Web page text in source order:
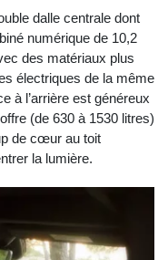
dalle centrale dont
numérique de 10,2
des matériaux plus
électriques de la même
à l’arrière est généreux
(de 630 à 1530 litres)
de cœur au toit
la lumière.